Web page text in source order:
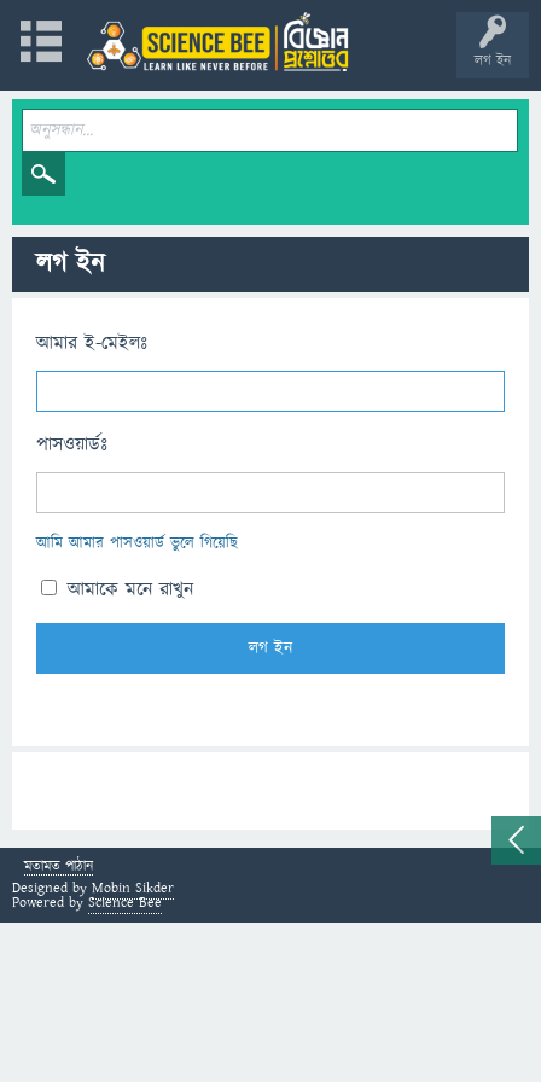
লগ ইন
লগ ইন
আমার ই-মেইলঃ
পাসওয়ার্ডঃ
আমি আমার পাসওয়ার্ড ভুলে গিয়েছি
আমাকে মনে রাখুন
মতামত পাঠান
Designed by Mobin Sikder
Powered by Science Bee